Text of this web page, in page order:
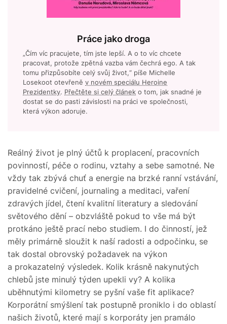
Práce jako droga
„Čím víc pracujete, tím jste lepší. A o to víc chcete
pracovat, protože zpětná vazba vám čechrá ego. A tak
tomu přizpůsobíte celý svůj život,“ píše Michelle
Losekoot otevřeně v novém speciálu Heroine
Prezidentky. Přečtěte si celý článek o tom, jak snadné je
dostat se do pasti závislosti na práci ve společnosti,
která výkon adoruje.
Reálný život je plný účtů k proplacení, pracovních
povinností, péče o rodinu, vztahy a sebe samotné. Ne
vždy tak zbývá chuť a energie na brzké ranní vstávání,
pravidelné cvičení, journaling a meditaci, vaření
zdravých jídel, čtení kvalitní literatury a sledování
světového dění – obzvláště pokud to vše má být
protkáno ještě prací nebo studiem. I do činností, jež
měly primárně sloužit k naší radosti a odpočinku, se
tak dostal obrovský požadavek na výkon
a prokazatelný výsledek. Kolik krásně nakynutých
chlebů jste minulý týden upekli vy? A kolika
uběhnutými kilometry se pyšní vaše fit aplikace?
Korporátní smýšlení tak postupně proniklo i do oblastí
našich životů, které mají s korporáty jen pramálo